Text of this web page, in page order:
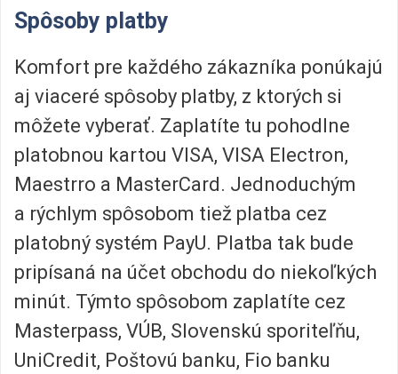
Spôsoby platby
Komfort pre každého zákazníka ponúkajú
aj viaceré spôsoby platby, z ktorých si
môžete vyberať. Zaplatíte tu pohodlne
platobnou kartou VISA, VISA Electron,
Maestrro a MasterCard. Jednoduchým
a rýchlym spôsobom tiež platba cez
platobný systém PayU. Platba tak bude
pripísaná na účet obchodu do niekoľkých
minút. Týmto spôsobom zaplatíte cez
Masterpass, VÚB, Slovenskú sporiteľňu,
UniCredit, Poštovú banku, Fio banku